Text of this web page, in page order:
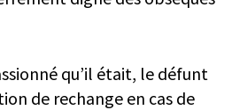
qu’il était, le défunt
de rechange en cas de